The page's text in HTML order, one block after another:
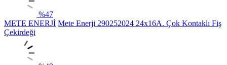
%47
METE ENERJİ Mete Enerji 290252024 24x16A. Çok Kontaklı Fiş
Çekirdeği